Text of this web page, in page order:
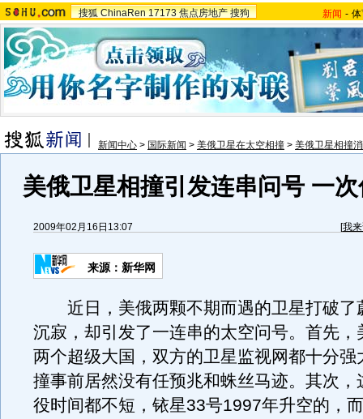
搜狐 ChinaRen 17173 焦点房地产 搜狗 新闻 -
新闻中心 > 国际新闻 > 美俄卫星在太空相撞 > 美俄卫星相撞
美俄卫星相撞引发连串问号 一
2009年02月16日13:07 [我
来源：新华网
近日，美俄两颗不期而遇的卫星打破了
沉寂，却引发了一连串的太空问号。首先，
两个超级大国，双方的卫星监视网都十分强
撞事前居然没有任预兆和蛛丝马迹。其次，
役时间都不短，铱星33号1997年升空的，